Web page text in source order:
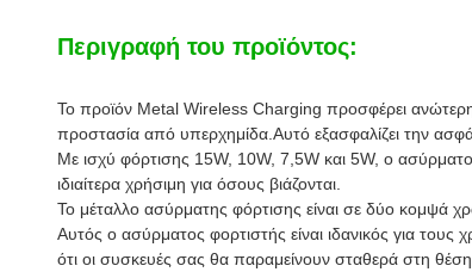
Περιγραφή του προϊόντος:
Το προϊόν Metal Wireless Charging προσφέρει
προστασία από υπερχημίδα.Αυτό εξασφαλίζει την
Με ισχύ φόρτισης 15W, 10W, 7,5W και 5W, ο
ιδιαίτερα χρήσιμη για όσους βιάζονται.
Το μέταλλο ασύρματης φόρτισης είναι σε δύο κομψά
Αυτός ο ασύρματος φορτιστής είναι ιδανικός για
ότι οι συσκευές σας θα παραμείνουν σταθερά στη θέση